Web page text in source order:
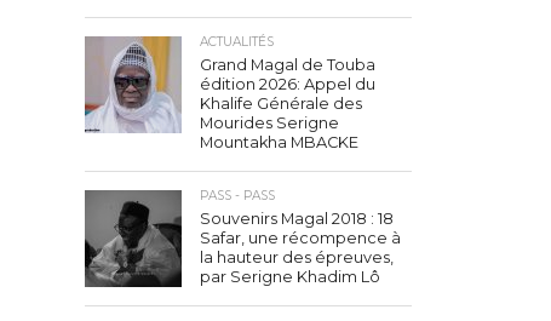
ACTUALITÉS
Grand Magal de Touba
édition 2026: Appel du
Khalife Générale des
Mourides Serigne
Mountakha MBACKE
PASS - PASS
Souvenirs Magal 2018 : 18
Safar, une récompence à
la hauteur des épreuves,
par Serigne Khadim Lô